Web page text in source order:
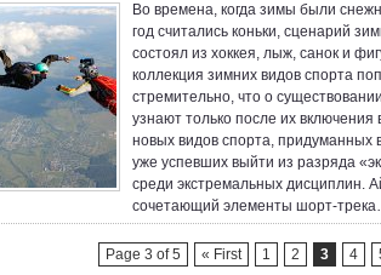
Во времена, когда зимы были
год считались коньки, сценарий
состоял из хоккея, лыж, санок и
коллекция зимних видов спорта
стремительно, что о
узнают только после их
новых видов спорта, придуманных
уже успевших выйти из разряда
среди экстремальных дисциплин.
сочетающий элементы шорт-
Page 3 of 5 « First 1 2 3 4